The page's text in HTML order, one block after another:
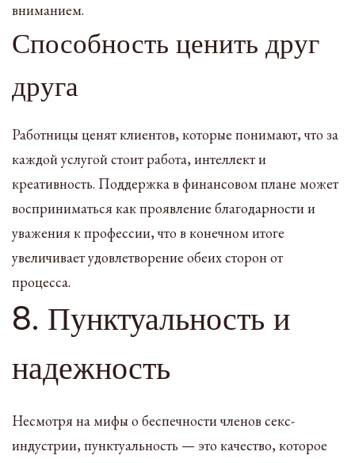
вниманием.
Способность ценить друг
друга
Работницы ценят клиентов, которые понимают, что за
каждой услугой стоит работа, интеллект и
креативность. Поддержка в финансовом плане может
восприниматься как проявление благодарности и
уважения к профессии, что в конечном итоге
увеличивает удовлетворение обеих сторон от
процесса.
8. Пунктуальность и
надежность
Несмотря на мифы о беспечности членов секс-
индустрии, пунктуальность — это качество, которое